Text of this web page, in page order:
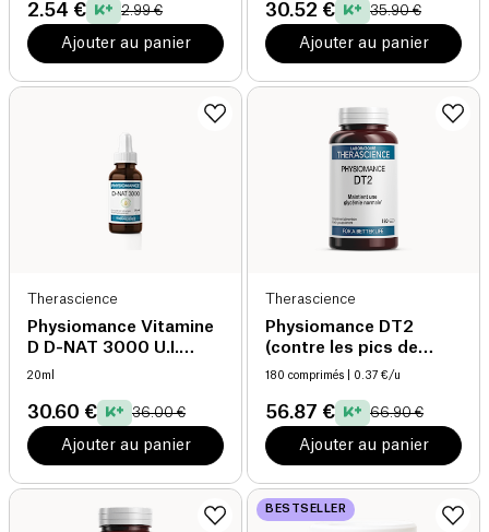
2.54 € 2.99 €
Ajouter au panier
30.52 € 35.90 €
Ajouter au panier
Therascience
Physiomance Vitamine
D D-NAT 3000 U.I.
Gouttes
20ml
30.60 € 36.00 €
Ajouter au panier
Therascience
Physiomance DT2
(contre les pics de
glycémie)
180 comprimés | 0.37 €/u
56.87 € 66.90 €
Ajouter au panier
BESTSELLER